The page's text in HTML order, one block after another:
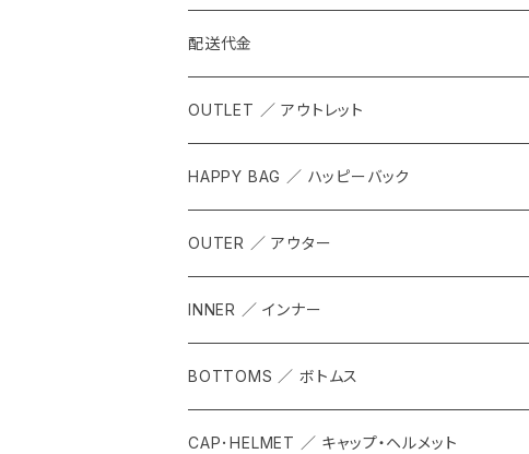
配送代金
OUTLET ／ アウトレット
HAPPY BAG ／ ハッピーバック
OUTER ／ アウター
INNER ／ インナー
BOTTOMS ／ ボトムス
CAP･HELMET ／ キャップ・ヘルメット